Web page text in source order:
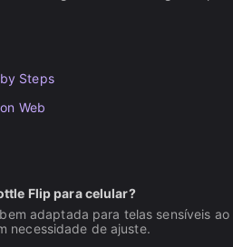
Steps
Web
Flip para celular?
adaptada para telas sensíveis
necessidade de ajuste.